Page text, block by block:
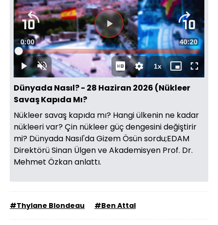
Videoyu
Oynat
OynatSesi
Aç
Süre
0:00 Toplam
Süre
40:20
Yüklendi:
0.16%
1xOynatma
Hızı
Mini
oynatıcı
Tam
Ekran
Dünyada Nasıl? - 28 Haziran 2026 (Nükleer
Savaş Kapıda Mı?
Nükleer savaş kapıda mı? Hangi ülkenin ne kadar
nükleeri var? Çin nükleer güç dengesini değiştirir
mi? Dünyada Nasıl'da Gizem Ösün sordu;EDAM
Direktörü Sinan Ülgen ve Akademisyen Prof. Dr.
Mehmet Özkan anlattı.
#Thylane Blondeau #Ben Attal